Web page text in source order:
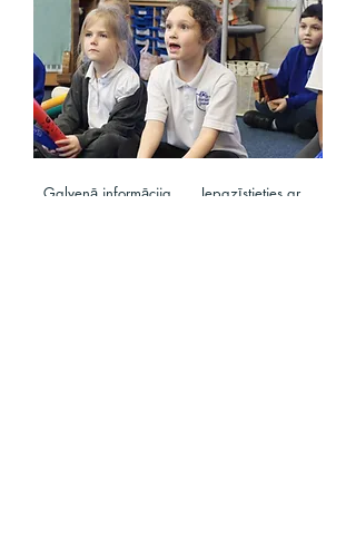
Galvenā informācija
Iepazīstieties ar